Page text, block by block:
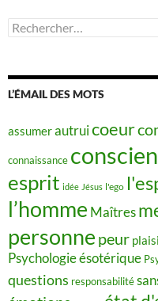
Rechercher :
L’ÉMAIL DES MOTS
assumerautruicoeur
connaissance
esprit idée Jésus l'ego
l’homme Maîtres
personne peur
Psychologie ésotérique
questions responsabilité